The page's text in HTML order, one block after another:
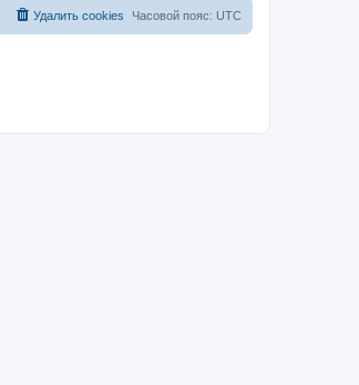
Часовой пояс: UTC
Удалить cookies